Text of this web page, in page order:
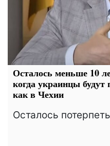
Осталось меньше 10
когда украинцы
как в Чехии
Осталось